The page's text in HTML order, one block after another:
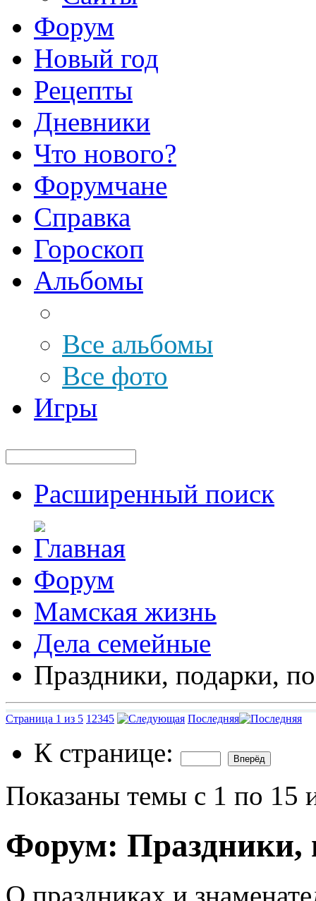
Форум
Новый год
Рецепты
Дневники
Что нового?
Форумчане
Справка
Гороскоп
Альбомы
Все альбомы
Все фото
Игры
Расширенный поиск
Форум
Мамская жизнь
Дела семейные
Праздники, подарки,
Страница 1 из 5 1 2345 Последняя
К странице:
Показаны темы с 1 по 15
Форум: Праздники,